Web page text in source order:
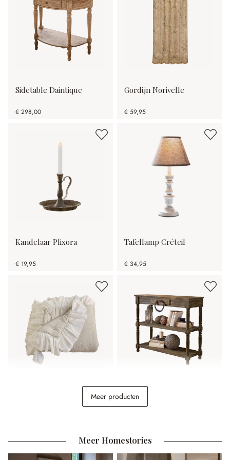
Sidetable Daintique
€ 298,00
Gordijn Norivelle
€ 59,95
Kandelaar Plixora
€ 19,95
Tafellamp Créteil
€ 34,95
Sidetable Roubaix
Meer producten
Meer Homestories